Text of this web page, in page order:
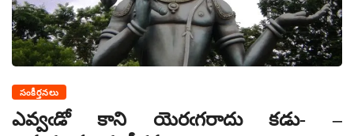
సంకీర్తనలు
ఎవ్వఁడో కాని యెరఁగరాదు కడు- –